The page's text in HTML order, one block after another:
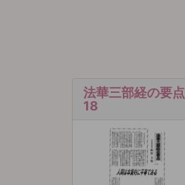
法華三部経の要点
18